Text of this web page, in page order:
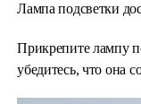
Лампа подсветки
Прикрепите лампу
убедитесь, что она